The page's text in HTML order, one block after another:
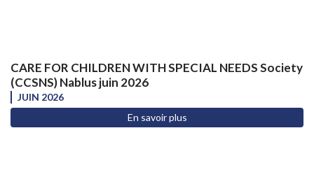
CARE FOR CHILDREN WITH SPECIAL NEEDS Society
(CCSNS) Nablus juin 2026
JUIN 2026
En savoir plus